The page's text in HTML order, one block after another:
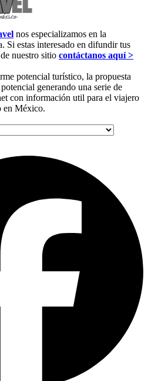
nos especializamos en la
Si estas interesado en difundir tus
nuestro sitio contáctanos aquí >
potencial turístico, la propuesta
generando una serie de
con información util para el viajero
en México.